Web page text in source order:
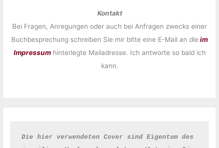
Kontakt
Bei Fragen, Anregungen oder auch bei Anfragen zwecks einer
Buchbesprechung schreiben Sie mir bitte eine E-Mail an die im
Impressumhinterlegte Mailadresse. Ich antworte so bald ich
kann.
Die hier verwendeten Cover sind Eigentum des